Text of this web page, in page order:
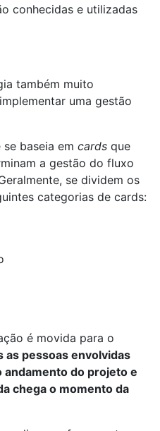
conhecidas e utilizadas
também muito
uma gestão
baseia em cards que
a gestão do fluxo
se dividem os
categorias de cards:
é movida para o
as pessoas envolvidas
andamento do projeto e
chega o momento da